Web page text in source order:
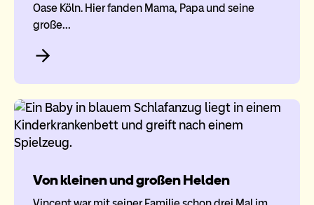
Oase Köln. Hier ​fanden Mama, Papa und seine
große…
Von kleinen und großen Helden